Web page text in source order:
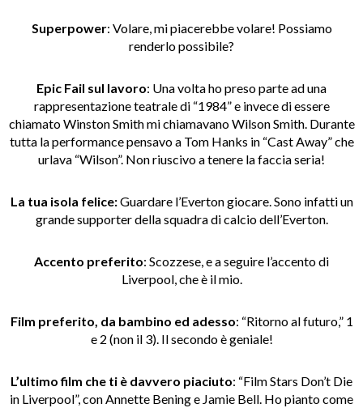
Superpower: Volare, mi piacerebbe volare! Possiamo
renderlo possibile?
Epic Fail sul lavoro: Una volta ho preso parte ad una
rappresentazione teatrale di “1984” e invece di essere
chiamato Winston Smith mi chiamavano Wilson Smith. Durante
tutta la performance pensavo a Tom Hanks in “Cast Away” che
urlava “Wilson”. Non riuscivo a tenere la faccia seria!
La tua isola felice:Guardare l’Everton giocare. Sono infatti un
grande supporter della squadra di calcio dell’Everton.
Accento preferito: Scozzese, e a seguire l’accento di
Liverpool, che è il mio.
Film preferito, da bambino ed adesso: “Ritorno al futuro,” 1
e 2 (non il 3). Il secondo è geniale!
L’ultimo film che ti è davvero piaciuto: “Film Stars Don’t Die
in Liverpool”, con Annette Bening e Jamie Bell. Ho pianto come